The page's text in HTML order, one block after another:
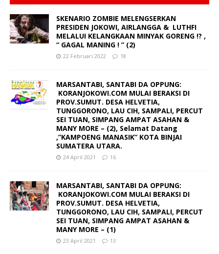
SKENARIO ZOMBIE MELENGSERKAN
PRESIDEN JOKOWI, AIRLANGGA & LUTHFI
MELALUI KELANGKAAN MINYAK GORENG !? ,
“ GAGAL MANING ! ” (2)
22 Februari 2022 18
MARSANTABI, SANTABI DA OPPUNG:
KORANJOKOWI.COM MULAI BERAKSI DI
PROV.SUMUT. DESA HELVETIA,
TUNGGORONO, LAU CIH, SAMPALI, PERCUT
SEI TUAN, SIMPANG AMPAT ASAHAN &
MANY MORE – (2), Selamat Datang
,”KAMPOENG MANASIK” KOTA BINJAI
SUMATERA UTARA.
24 April 2021 16
MARSANTABI, SANTABI DA OPPUNG:
KORANJOKOWI.COM MULAI BERAKSI DI
PROV.SUMUT. DESA HELVETIA,
TUNGGORONO, LAU CIH, SAMPALI, PERCUT
SEI TUAN, SIMPANG AMPAT ASAHAN &
MANY MORE – (1)
23 April 2021 13